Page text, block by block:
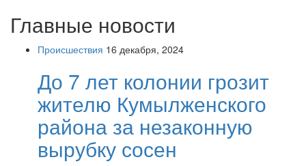
Главные новости
Происшествия 16 декабря, 2024
До 7 лет колонии грозит
жителю Кумылженского
района за незаконную
вырубку сосен